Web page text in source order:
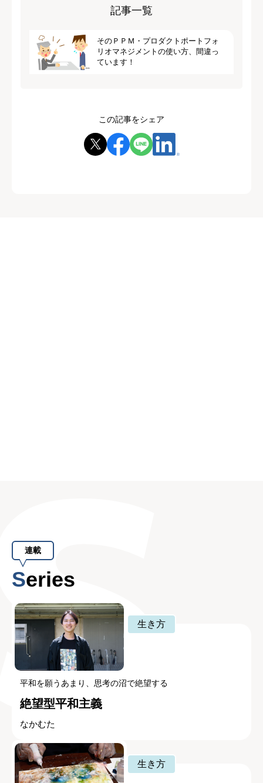
記事一覧
そのＰＰＭ・プロダクトポートフォ
リオマネジメントの使い方、間違っ
ています！
この記事をシェア
連載
Series
生き方
平和を願うあまり、思考の沼で絶望する
絶望型平和主義
なかむた
生き方